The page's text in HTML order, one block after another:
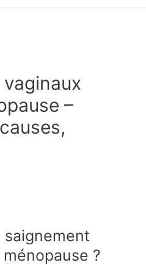
–
saignement
?